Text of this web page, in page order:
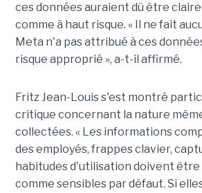
ces données auraient dû être
comme à haut risque. « Il ne fait
Meta n'a pas attribué à ces
risque approprié », a-t-il affirmé.
Fritz Jean-Louis s'est montré
critique concernant la nature
collectées. « Les informations
des employés, frappes clavier,
habitudes d'utilisation doivent
comme sensibles par défaut. Si